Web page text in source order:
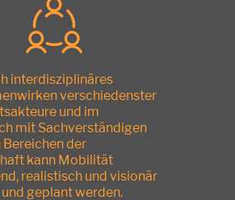
interdisziplinäres
verschiedenster
und im
mit Sachverständigen
Bereichen der
kann Mobilität
realistisch und visionär
geplant werden.